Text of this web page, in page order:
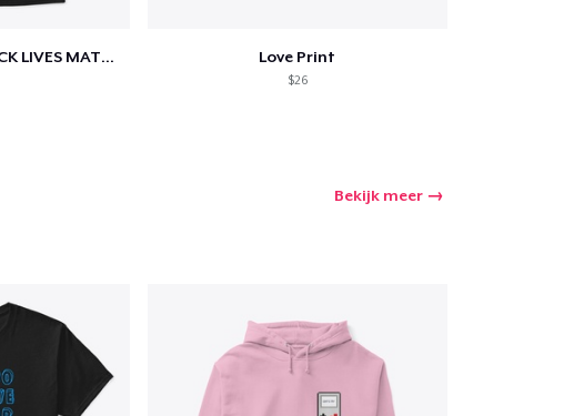
SCIENCE IS REAL, BLACK LIVES MATTER Love Print
$26
Bekijk meer